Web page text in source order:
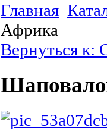
Главная
Африка
Вернуться к: